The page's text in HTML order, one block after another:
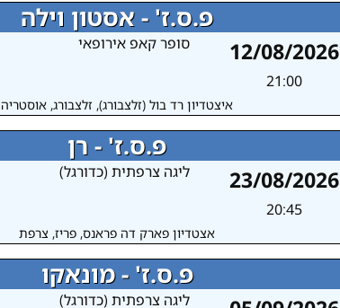
פ.ס.ז' - אסטון וילה
12/08/2026
21:00
סופר קאפ אירופאי
איצטדיון רד בול (זלצבורג), זלצבורג, אוסטריה
פ.ס.ז' - רן
23/08/2026
20:45
ליגה צרפתית (כדורגל)
אצטדיון פארק דה פראנס, פריז, צרפת
פ.ס.ז' - מונאקו
ליגה צרפתית (כדורגל)